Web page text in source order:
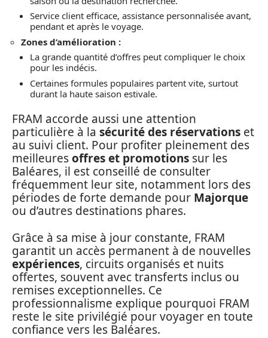
Service client efficace, assistance personnalisée avant,
pendant et après le voyage.
Zones d’amélioration :
La grande quantité d’offres peut compliquer le choix
pour les indécis.
Certaines formules populaires partent vite, surtout
durant la haute saison estivale.
FRAM accorde aussi une attention
particulière à la sécurité des réservations et
au suivi client. Pour profiter pleinement des
meilleuresoffres et promotions sur les
Baléares, il est conseillé de consulter
fréquemment leur site, notamment lors des
périodes de forte demande pour Majorque
ou d’autres destinations phares.
Grâce à sa mise à jour constante, FRAM
garantit un accès permanent à de nouvelles
expériences, circuits organisés et nuits
offertes, souvent avec transferts inclus ou
remises exceptionnelles. Ce
professionnalisme explique pourquoi FRAM
reste le site privilégié pour voyager en toute
confiance vers les Baléares.